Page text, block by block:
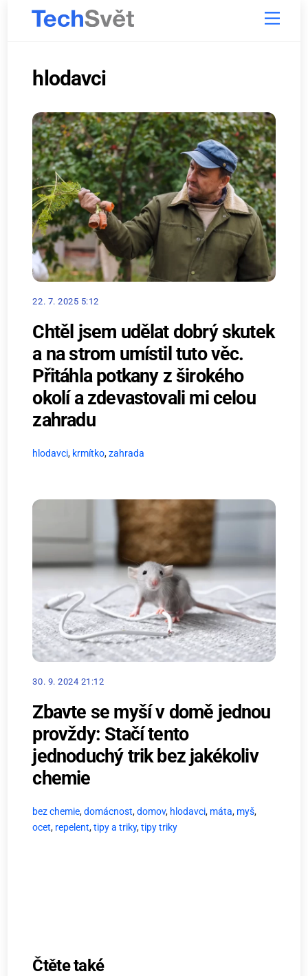
Menu
hlodavci
22. 7. 2025 5:12
Chtěl jsem udělat dobrý skutek
a na strom umístil tuto věc.
Přitáhla potkany z širokého
okolí a zdevastovali mi celou
zahradu
hlodavci, krmítko,zahrada
30. 9. 2024 21:12
Zbavte se myší v domě jednou
provždy: Stačí tento
jednoduchý trik bez jakékoliv
chemie
bez chemie,domácnost,domov, hlodavci, máta, myš,
ocet, repelent,tipy a triky,tipy triky
Čtěte také